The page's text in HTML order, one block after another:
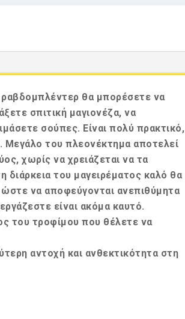
θα μπορέσετε να
σπιτική μαγιονέζα, να
σούπες. Είναι πολύ πρακτικό,
Μεγάλο του πλεονέκτημα αποτελεί
χωρίς να χρειάζεται να τα
του μαγειρέματος καλό θα
να αποφεύγονται ανεπιθύμητα
είναι ακόμα καυτό.
του τροφίμου που θέλετε να
αντοχή και ανθεκτικότητα στη